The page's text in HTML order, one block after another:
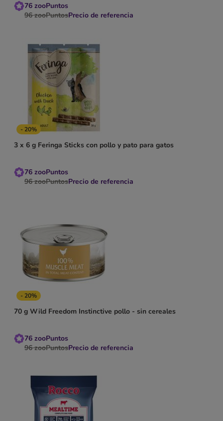
76 zooPuntos
96 zooPuntosPrecio de referencia
- 20%
3 x 6 g Feringa Sticks con pollo y pato para gatos
76 zooPuntos
96 zooPuntosPrecio de referencia
- 20%
70 g Wild Freedom Instinctive pollo - sin cereales
76 zooPuntos
96 zooPuntosPrecio de referencia